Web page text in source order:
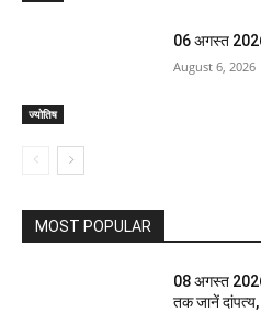
ज्योतिष
06 अगस्त
August 6, 2026
MOST POPULAR
08 अगस्त
तक जानें